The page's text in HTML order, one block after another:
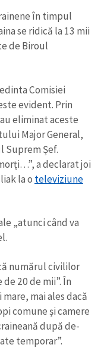
în timpul
se ridică la 13 mii
de Biroul
Comisiei
evident. Prin
eliminat aceste
Major General,
Suprem Șef.
a declarat joi
la o televiziune
„atunci când va
numărul civililor
20 de mii”. În
mai ales dacă
comune și camere
după de-
temporar”.